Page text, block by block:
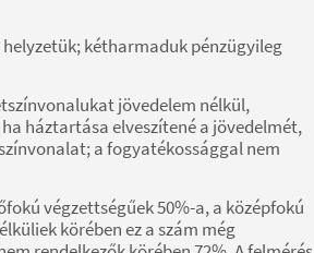
kétharmaduk pénzügyileg
jövedelem nélkül,
háztartása elveszítené a jövedelmét,
a fogyatékossággal nem
végzettségűek 50%-a, a középfokú
körében ez a szám még